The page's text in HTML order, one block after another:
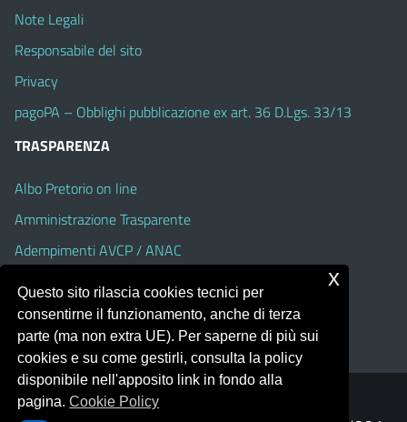
Note Legali
Responsabile del sito
Privacy
pagoPA – Obblighi pubblicazione ex art. 36 D.Lgs. 33/13
TRASPARENZA
Albo Pretorio on line
Amministrazione Trasparente
Adempimenti AVCP / ANAC
Dichiarazione di accessibilità
Portale realizzato con la piattaforma
Questo sito rilascia cookies tecnici per
consentirne il funzionamento, anche di terza
parte (ma non extra UE). Per saperne di più sui
cookies e su come gestirli, consulta la policy
disponibile nell'apposito link in fondo alla
pagina.Cookie Policy
x